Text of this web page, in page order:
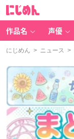
作品名 声優
にじめん > ニュース >